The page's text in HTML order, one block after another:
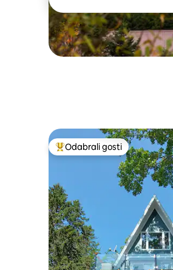
Među najviše rangiranima s
Odabrali gosti